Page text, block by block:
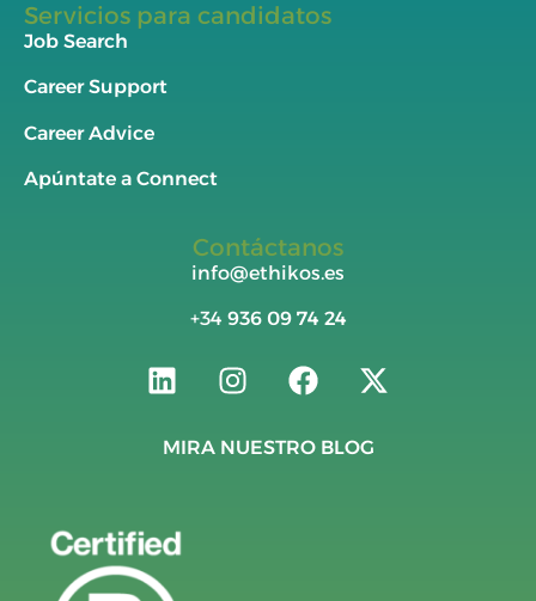
Servicios para candidatos
Job Search
Career Support
Career Advice
Apúntate a Connect
Contáctanos
info@ethikos.es
+34 936 09 74 24
MIRA NUESTRO BLOG